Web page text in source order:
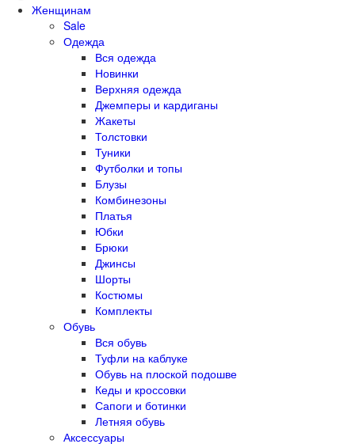
Женщинам
Sale
Одежда
Вся одежда
Новинки
Верхняя одежда
Джемперы и кардиганы
Жакеты
Толстовки
Туники
Футболки и топы
Блузы
Комбинезоны
Платья
Юбки
Брюки
Джинсы
Шорты
Костюмы
Комплекты
Обувь
Вся обувь
Туфли на каблуке
Обувь на плоской подошве
Кеды и кроссовки
Сапоги и ботинки
Летняя обувь
Аксессуары